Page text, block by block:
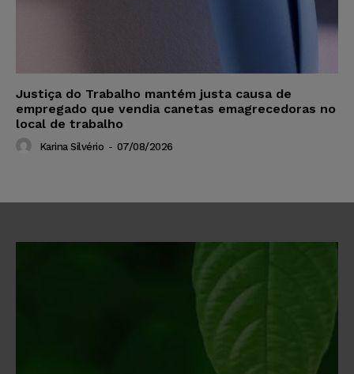
Justiça do Trabalho mantém justa causa de
empregado que vendia canetas emagrecedoras no
local de trabalho
Karina Silvério - 07/08/2026